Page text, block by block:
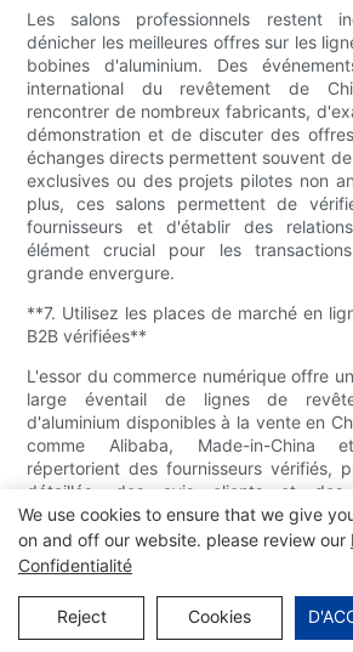
Les salons professionnels restent
dénicher les meilleures offres sur les
bobines d'aluminium. Des
international du revêtement de
rencontrer de nombreux fabricants,
démonstration et de discuter des
échanges directs permettent souvent
exclusives ou des projets pilotes non
plus, ces salons permettent de
fournisseurs et d'établir des
élément crucial pour les
grande envergure.
**7. Utilisez les places de marché en
B2B vérifiées**
L'essor du commerce numérique offre
large éventail de lignes de
d'aluminium disponibles à la vente en
comme Alibaba, Made-in-China
répertorient des fournisseurs vérifiés,
détaillés, des avis clients et des
plateformes offrent également des
renforçant ainsi la sécurité des
l'utilisation de ces ressources, il est
démonstrations vidéo des lignes
fonctionnement et de clarifier
We use cookies to ensure that we give
on and off our website. please review our
Confidentialité
Reject Cookies